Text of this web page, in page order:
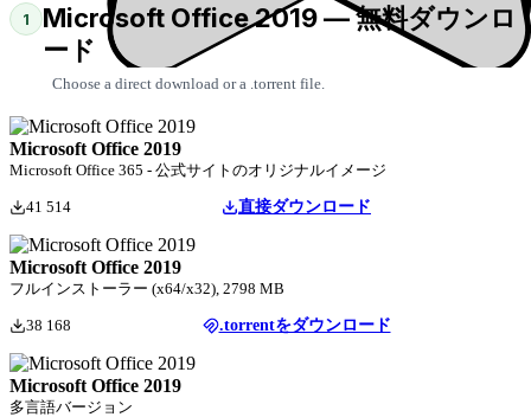
1
Microsoft Office 2019 — 無料ダウンロ
ード
Choose a direct download or a .torrent file.
Microsoft Office 2019
Microsoft Office 365 - 公式サイトのオリジナルイメージ
41 514 直接ダウンロード
Microsoft Office 2019
フルインストーラー (x64/x32), 2798 MB
38 168 .torrentをダウンロード
Microsoft Office 2019
多言語バージョン